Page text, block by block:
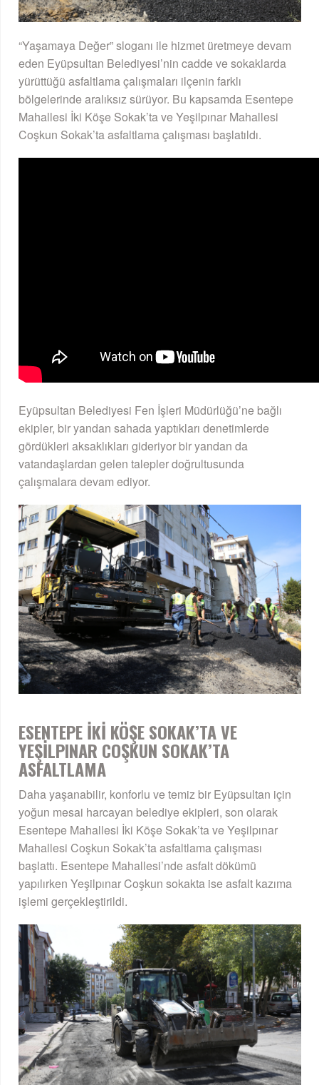
“Yaşamaya Değer” sloganı ile hizmet üretmeye devam
eden Eyüpsultan Belediyesi’nin cadde ve sokaklarda
yürüttüğü asfaltlama çalışmaları ilçenin farklı
bölgelerinde aralıksız sürüyor. Bu kapsamda Esentepe
Mahallesi İki Köşe Sokak’ta ve Yeşilpınar Mahallesi
Coşkun Sokak’ta asfaltlama çalışması başlatıldı.
Eyüpsultan Belediyesi Fen İşleri Müdürlüğü’ne bağlı
ekipler, bir yandan sahada yaptıkları denetimlerde
gördükleri aksaklıkları gideriyor bir yandan da
vatandaşlardan gelen talepler doğrultusunda
çalışmalara devam ediyor.
ESENTEPE İKİ KÖŞE SOKAK’TA VE
YEŞİLPINAR COŞKUN SOKAK’TA
ASFALTLAMA
Daha yaşanabilir, konforlu ve temiz bir Eyüpsultan için
yoğun mesai harcayan belediye ekipleri, son olarak
Esentepe Mahallesi İki Köşe Sokak’ta ve Yeşilpınar
Mahallesi Coşkun Sokak’ta asfaltlama çalışması
başlattı. Esentepe Mahallesi’nde asfalt dökümü
yapılırken Yeşilpınar Coşkun sokakta ise asfalt kazıma
işlemi gerçekleştirildi.